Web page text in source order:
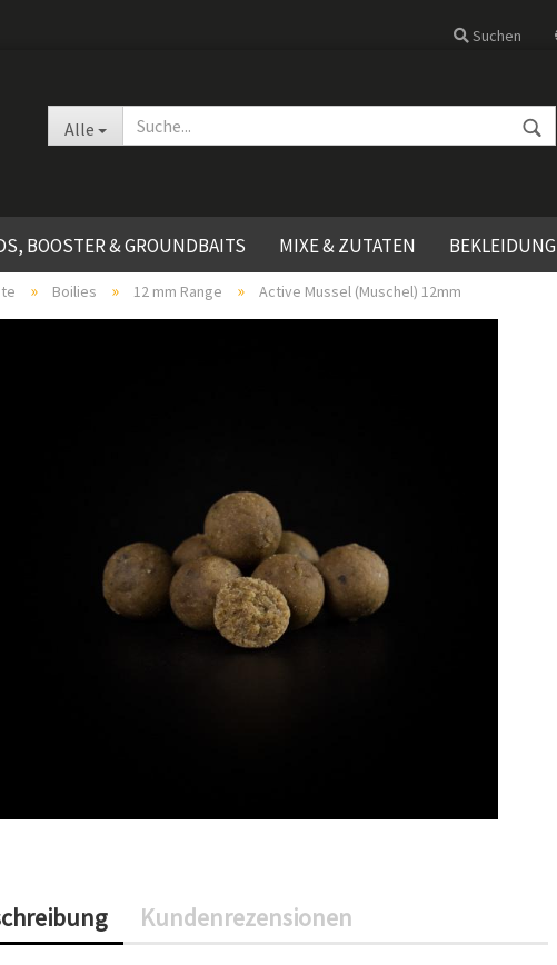
Suchen
Alle
BOOSTER & GROUNDBAITS MIXE & ZUTATEN BEKLEIDUNG
» Boilies » 12 mm Range » Active Mussel (Muschel) 12mm
Kundenrezensionen